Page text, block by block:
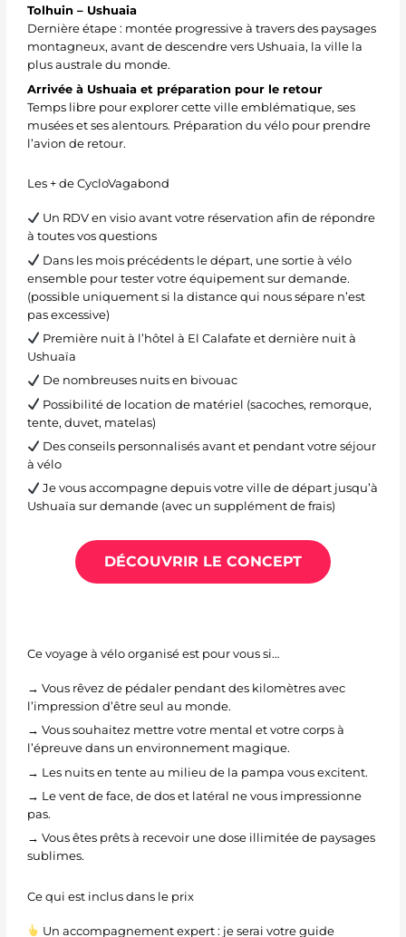
Tolhuin – Ushuaia
Dernière étape : montée progressive à travers des paysages
montagneux, avant de descendre vers Ushuaia, la ville la
plus australe du monde.
Arrivée à Ushuaia et préparation pour le retour
Temps libre pour explorer cette ville emblématique, ses
musées et ses alentours. Préparation du vélo pour prendre
l’avion de retour.
Les + de CycloVagabond
Un RDV en visio avant votre réservation afin de répondre
à toutes vos questions
Dans les mois précédents le départ, une sortie à vélo
ensemble pour tester votre équipement sur demande.
(possible uniquement si la distance qui nous sépare n’est
pas excessive)
Première nuit à l’hôtel à El Calafate et dernière nuit à
Ushuaïa
De nombreuses nuits en bivouac
Possibilité de location de matériel (sacoches, remorque,
tente, duvet, matelas)
Des conseils personnalisés avant et pendant votre séjour
à vélo
Je vous accompagne depuis votre ville de départ jusqu’à
Ushuaïa sur demande (avec un supplément de frais)
DÉCOUVRIR LE CONCEPT
Ce voyage à vélo organisé est pour vous si…
→ Vous rêvez de pédaler pendant des kilomètres avec
l’impression d’être seul au monde.
→ Vous souhaitez mettre votre mental et votre corps à
l’épreuve dans un environnement magique.
→ Les nuits en tente au milieu de la pampa vous excitent.
→ Le vent de face, de dos et latéral ne vous impressionne
pas.
→ Vous êtes prêts à recevoir une dose illimitée de paysages
sublimes.
Ce qui est inclus dans le prix
Un accompagnement expert : je serai votre guide